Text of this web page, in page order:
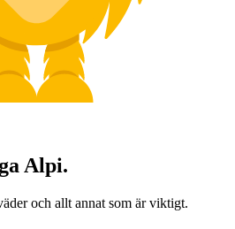
Alpi.
och allt annat som är viktigt.